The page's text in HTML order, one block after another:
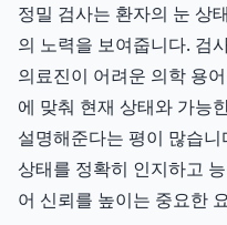
정밀 검사는 환자의 눈 상
의 노력을 보여줍니다. 검
의료진이 어려운 의학 용
에 맞춰 현재 상태와 가능
설명해준다는 평이 많습
상태를 정확히 인지하고
어 신뢰를 높이는 중요한